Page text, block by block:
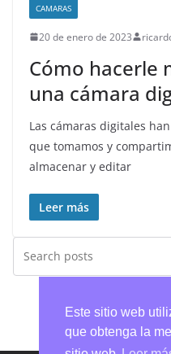
CAMARAS
20 de enero de 2023
Cómo hacerle
una cámara
Las cámaras digitales
que tomamos y
almacenar y editar
Leer más
Este sitio web
que obtenga la